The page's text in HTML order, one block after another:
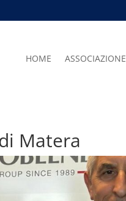
HOME ASSOCIAZIONE
Matera